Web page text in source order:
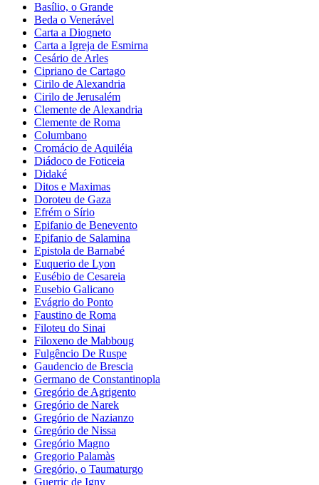
Basílio, o Grande
Beda o Venerável
Carta a Diogneto
Carta a Igreja de Esmirna
Cesário de Arles
Cipriano de Cartago
Cirilo de Alexandria
Cirilo de Jerusalém
Clemente de Alexandria
Clemente de Roma
Columbano
Cromácio de Aquiléia
Diádoco de Foticeia
Didaké
Ditos e Maximas
Doroteu de Gaza
Efrém o Sírio
Epifanio de Benevento
Epifanio de Salamina
Epistola de Barnabé
Euquerio de Lyon
Eusébio de Cesareia
Eusebio Galicano
Evágrio do Ponto
Faustino de Roma
Filoteu do Sinai
Filoxeno de Mabboug
Fulgêncio De Ruspe
Gaudencio de Brescia
Germano de Constantinopla
Gregório de Agrigento
Gregório de Narek
Gregório de Nazianzo
Gregório de Nissa
Gregório Magno
Gregorio Palamàs
Gregório, o Taumaturgo
Guerric de Igny